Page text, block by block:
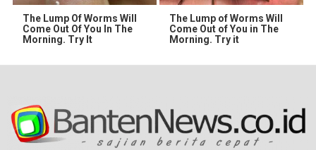
The Lump Of Worms Will
Come Out Of You In The
Morning. Try It
The Lump of Worms Will
Come Out of You in The
Morning. Try it